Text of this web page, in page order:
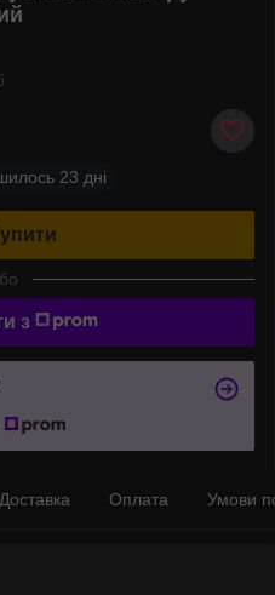
23 дні
з
Доставка Оплата Умови